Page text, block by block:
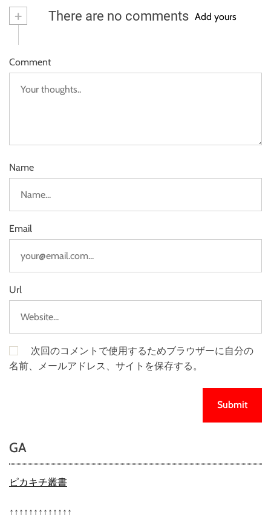
+ There are no comments Add yours
Comment
Name
Email
Url
次回のコメントで使用するためブラウザーに自分の
名前、メールアドレス、サイトを保存する。
GA
ピカキチ叢書
↑↑↑↑↑↑↑↑↑↑↑↑↑